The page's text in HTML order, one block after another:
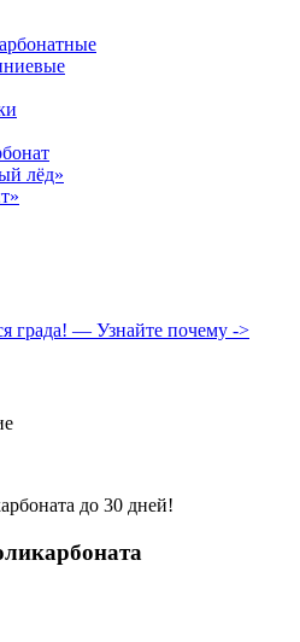
лёд»
града! — Узнайте почему ->
до 30 дней!